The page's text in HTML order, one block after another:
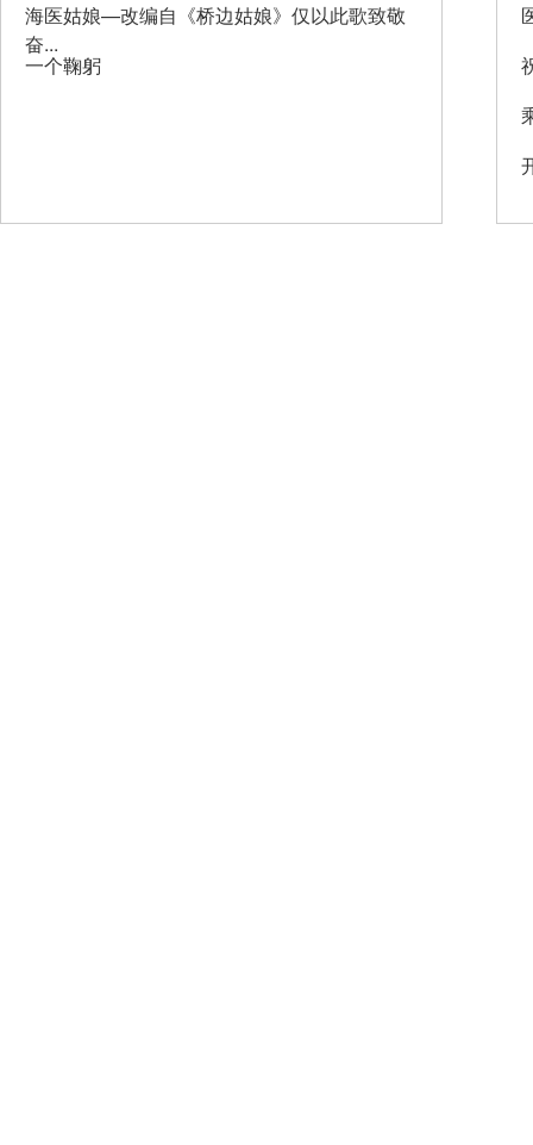
海医姑娘—改编自《桥边姑娘》仅以此歌致敬
奋...
一个鞠躬